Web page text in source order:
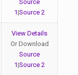
Source
1|Source 2
View Details
Or Download
Source
1|Source 2